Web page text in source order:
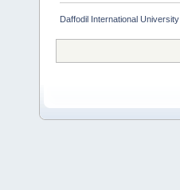
Daffodil International University